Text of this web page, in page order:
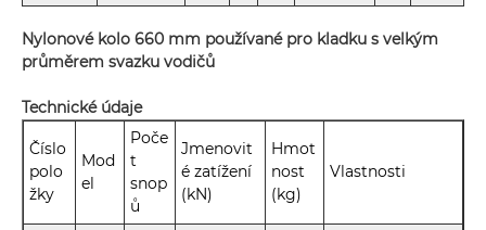
Nylonové kolo 660 mm používané pro kladku s velkým
průměrem svazku vodičů
Technické údaje
Číslo
polo
žky
Mod
el
Poče
t
snop
ů
Jmenovit
é zatížení
(kN)
Hmot
nost
(kg)
Vlastnosti